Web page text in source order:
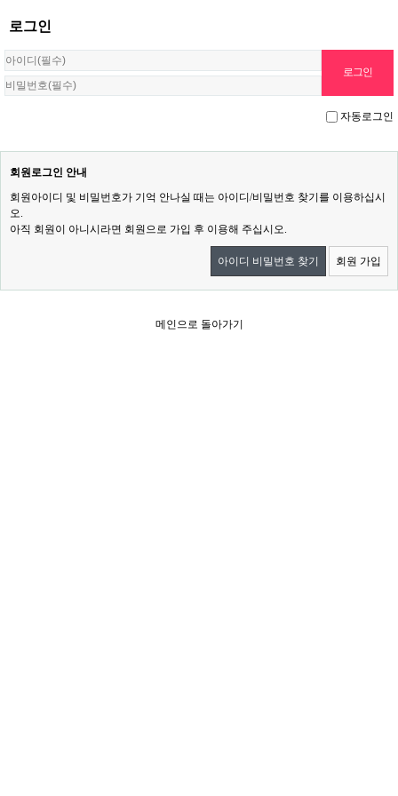
로그인
자동로그인
회원로그인 안내
회원아이디 및 비밀번호가 기억 안나실 때는 아이디/비밀번호 찾기를 이용하십시
오.
아직 회원이 아니시라면 회원으로 가입 후 이용해 주십시오.
아이디 비밀번호 찾기 회원 가입
메인으로 돌아가기